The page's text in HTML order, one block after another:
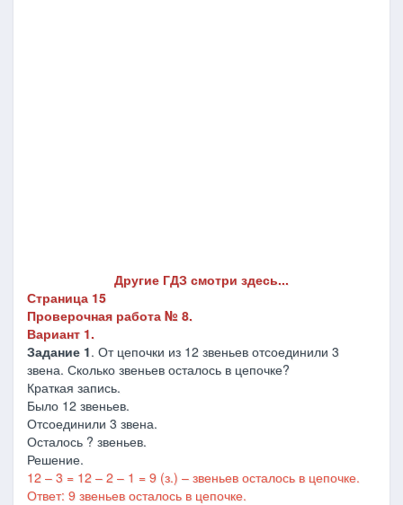
Другие ГДЗ смотри здесь...
Страница 15
Проверочная работа № 8.
Вариант 1.
Задание 1. От цепочки из 12 звеньев отсоединили 3
звена. Сколько звеньев осталось в цепочке?
Краткая запись.
Было 12 звеньев.
Отсоединили 3 звена.
Осталось ? звеньев.
Решение.
12 – 3 = 12 – 2 – 1 = 9 (з.) – звеньев осталось в цепочке.
Ответ: 9 звеньев осталось в цепочке.